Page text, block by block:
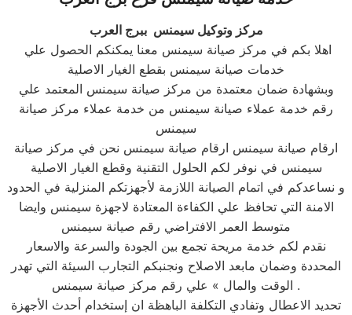
مركز وتوكيل سيمنس ببرج العرب
خدمات صيانة سيمنس بقطع الغيار الاصلية
وبشهادة ضمان معتمدة من مركز صيانة سيمنس المعتمد علي
رقم خدمة عملاء صيانة سيمنس من خدمة عملاء مركز صيانة
سيمنس
ارقام صيانة سيمنس ارقام صيانة سيمنس نحن في مركز صيانة
سيمنس في نوفر لكم الحلول التقنية وقطع الغيار الاصلية
و نساعدكم في اتمام الصيانة اللازمة لأجهزتكم المنزلية في الحدود
الامنة التي تحافظ علي الكفاءة المعتادة لاجهزة سيمنس وايضا
متوسط العمر الافتراضي رقم صيانة سيمنس
نقدم لكم خدمة مريحة تجمع بين الجودة والسرعة والاسعار
المحددة وضمان مابعد الاصلاح ونجنبكم التجارب السيئة التي تهدر
الوقت والمال » علي رقم مركز صيانة سيمنس .
تحديد الاعطال وتفادي التكلفة الباهظة ان إستخدام أحدث الأجهزة